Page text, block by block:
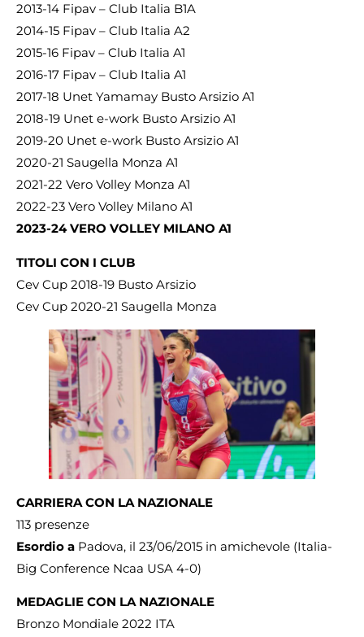
2013-14 Fipav – Club Italia B1A
2014-15 Fipav – Club Italia A2
2015-16 Fipav – Club Italia A1
2016-17 Fipav – Club Italia A1
2017-18 Unet Yamamay Busto Arsizio A1
2018-19 Unet e-work Busto Arsizio A1
2019-20 Unet e-work Busto Arsizio A1
2020-21 Saugella Monza A1
2021-22 Vero Volley Monza A1
2022-23 Vero Volley Milano A1
2023-24 VERO VOLLEY MILANO A1
TITOLI CON I CLUB
Cev Cup 2018-19 Busto Arsizio
Cev Cup 2020-21 Saugella Monza
CARRIERA CON LA NAZIONALE
113 presenze
Esordio a Padova, il 23/06/2015 in amichevole (Italia-
Big Conference Ncaa USA 4-0)
MEDAGLIE CON LA NAZIONALE
Bronzo Mondiale 2022 ITA